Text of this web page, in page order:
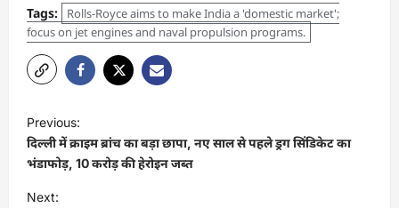
Tags:
Rolls-Royce aims to make India a 'domestic market';
focus on jet engines and naval propulsion programs.
Previous:
दिल्ली में क्राइम ब्रांच का बड़ा छापा, नए साल से पहले ड्रग सिंडिकेट का
भंडाफोड़, 10 करोड़ की हेरोइन जब्त
Next: